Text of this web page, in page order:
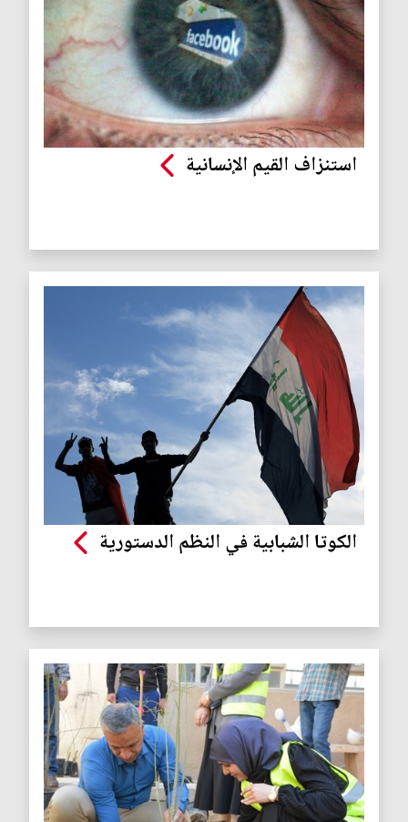
استنزاف القيم الإنسانية
الكوتا الشبابية في النظم الدستورية